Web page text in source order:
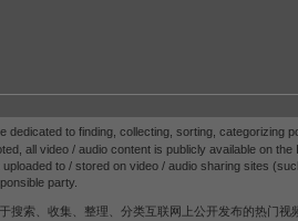
dedicated to finding, collecting, sorting, categorizing
all video / audio content is publicly available on
to / stored on video / audio sharing sites
party.
搜索、收集、整理、分类互联网上公开发布的热门